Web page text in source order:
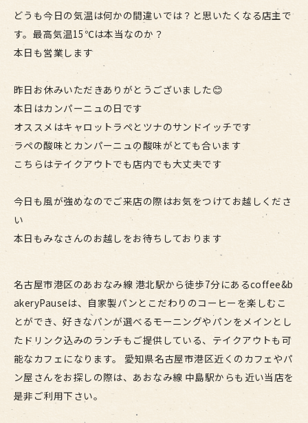
どうも今日の気温は何かの間違いでは？と思いたくなる店主で
す。最高気温15℃は本当なのか？
本日も営業します
昨日お休みいただきありがとうございました😊
本日はカンパーニュの日です
オススメはキャロットラペとツナのサンドイッチです
ラペの酸味とカンパーニュの酸味がとても合います
こちらはテイクアウトでも店内でも大丈夫です
今日も風が強めなのでご来店の際はお気をつけてお越しくださ
い
本日もみなさんのお越しをお待ちしております
名古屋市港区のあおなみ線 港北駅から徒歩7分にあるcoffee&b
akeryPauseは、自家製パンとこだわりのコーヒーを楽しむこ
とができ、好きなパンが選べるモーニングやパンをメインとし
たドリンク込みのランチもご提供している、テイクアウトも可
能なカフェになります。 愛知県名古屋市港区近くのカフェやパ
ン屋さんをお探しの際は、あおなみ線 中島駅からも近い当店を
是非ご利用下さい。